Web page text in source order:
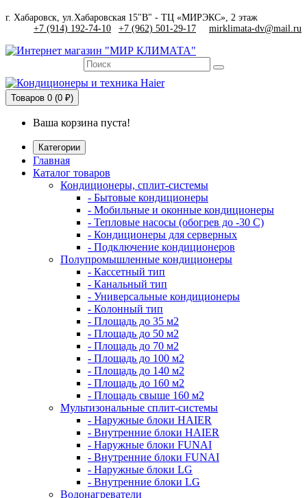
г. Хабаровск, ул.Хабаровская 15"В" - ТЦ «МИРЭКС», 2 этаж
+7 (914) 192-74-10
+7 (962) 501-29-17 mirklimata-dv@mail.ru
Товаров 0 (0 ₽)
Ваша корзина пуста!
Категории
Главная
Каталог товаров
Кондиционеры, сплит-системы
- Бытовые кондиционеры
- Мобильные и оконные кондиционеры
- Тепловые насосы (обогрев до -30 C)
- Кондиционеры для серверных
- Подключение кондиционеров
Полупромышленные кондиционеры
- Кассетный тип
- Канальный тип
- Универсальные кондиционеры
- Колонный тип
- Площадь до 35 м2
- Площадь до 50 м2
- Площадь до 70 м2
- Площадь до 100 м2
- Площадь до 140 м2
- Площадь до 160 м2
- Площадь свыше 160 м2
Мультизональные сплит-системы
- Наружные блоки HAIER
- Внутренние блоки HAIER
- Hаружные блоки FUNAI
- Внутренние блоки FUNAI
- Наружные блоки LG
- Внутренние блоки LG
Водонагреватели